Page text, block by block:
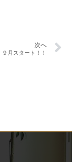
次へ
月スタート！！